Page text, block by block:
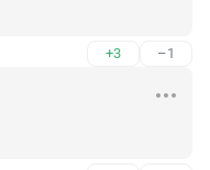
+3 –1